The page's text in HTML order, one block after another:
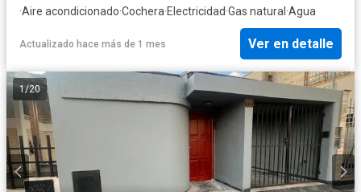
·Aire acondicionado·Cochera·Electricidad·Gas natural ·Agua
Actualizado hace más de 1 mes Ver en detalle
1/20